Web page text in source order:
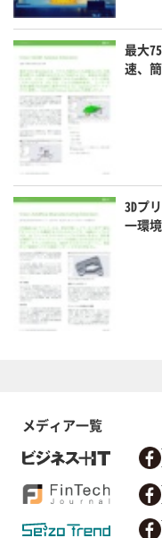
最大
速、
3Dプ
一環
メディア一覧